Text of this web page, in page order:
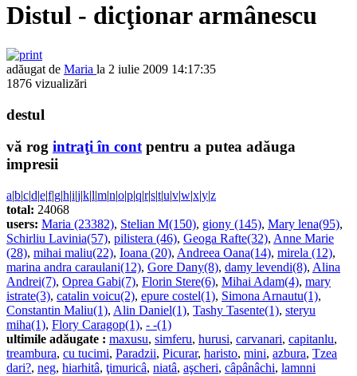
Distul - dicţionar armânescu
adăugat de Maria la 2 iulie 2009 14:17:35
1876 vizualizări
destul
vă rog intraţi în contpentru a putea adăuga
impresii
a|b|c|d|e|f|g|h|i|j|k|l|m|n|o|p|q|r|s|t|u|v|w|x|y|z
total: 24068
users: Maria (23382), Stelian M(150), giony (145), Mary lena(95),
Schirliu Lavinia(57), pilistera (46), Geoga Rafte(32), Anne Marie
(28), mihai maliu(22), Ioana (20), Andreea Oana(14), mirela (12),
marina andra caraulani(12), Gore Dany(8), damy levendi(8), Alina
Andrei(7), Oprea Gabi(7), Florin Stere(6), Mihai Adam(4), mary
istrate(3), catalin voicu(2), epure costel(1), Simona Arnautu(1),
Constantin Maliu(1), Alin Daniel(1), Tashy Tasente(1), steryu
miha(1), Flory Caragop(1), - -(1)
ultimile adăugate : maxusu, simferu, hurusi, carvanari, capitanlu,
treambura, cu tucimi, Paradzii, Picurar, haristo, mini, azbura, Tzea
dari?, neg, hiarhitâ, ţimuricâ, niatâ, aşcheri, câpânâchi, lamnni